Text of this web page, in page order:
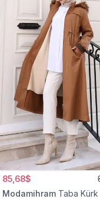
85,68$
Modamihram Taba Kürk